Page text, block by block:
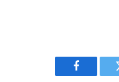
Facebook